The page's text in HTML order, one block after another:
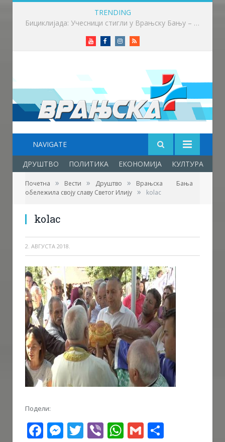
TRENDING
Више од 100 бициклиста возило до Врањске Бање
YoutubeFacebookInstagram
RSS
NAVIGATE
ДРУШТВО ПОЛИТИКА ЕКОНОМИЈА КУЛТУРА
Почетна » Вести » Друштво »
Врањска Бања
обележила своју славу Светог Илију » kolac
kolac
2. АВГУСТА 2018.
Подели:
Facebook
Messenger
Twitter
ViberWhatsApp
Gmail